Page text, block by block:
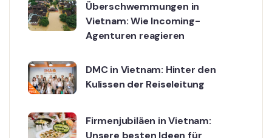
Überschwemmungen in
Vietnam: Wie Incoming-
Agenturen reagieren
DMC in Vietnam: Hinter den
Kulissen der Reiseleitung
Firmenjubiläen in Vietnam:
Unsere besten Ideen für